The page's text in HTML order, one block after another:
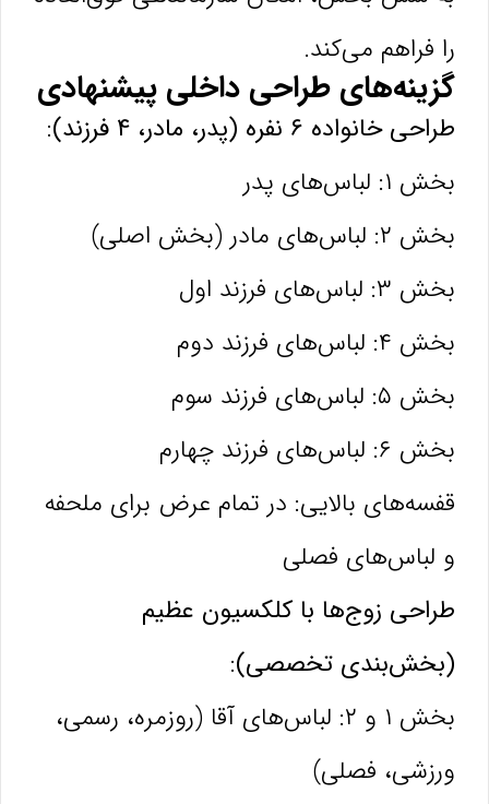
را فراهم می‌کند.
گزینه‌های طراحی داخلی پیشنهادی
طراحی خانواده ۶ نفره (پدر، مادر، ۴ فرزند):
بخش ۱: لباس‌های پدر
بخش ۲: لباس‌های مادر (بخش اصلی)
بخش ۳: لباس‌های فرزند اول
بخش ۴: لباس‌های فرزند دوم
بخش ۵: لباس‌های فرزند سوم
بخش ۶: لباس‌های فرزند چهارم
قفسه‌های بالایی: در تمام عرض برای ملحفه
و لباس‌های فصلی
طراحی زوج‌ها با کلکسیون عظیم
(بخش‌بندی تخصصی):
بخش ۱ و ۲: لباس‌های آقا (روزمره، رسمی،
ورزشی، فصلی)